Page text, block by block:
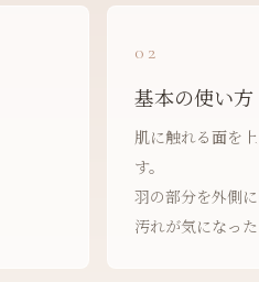
02
基本の使い方
肌に触れる面を
す。
羽の部分を外側
汚れが気になっ